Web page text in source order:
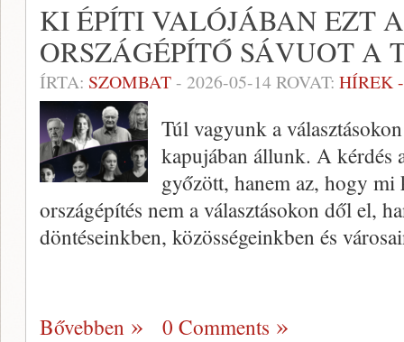
KI ÉPÍTI VALÓJÁBAN EZT
ORSZÁGÉPÍTŐ SÁVUOT A
ÍRTA: SZOMBAT- 2026-05-14ROVAT: HÍREK
Túl vagyunk a
kapujában állunk. A kérdés
győzött, hanem az, hogy
országépítés nem a választásokon dől el,
döntéseinkben, közösségeinkben és
Bővebben 0 Comments